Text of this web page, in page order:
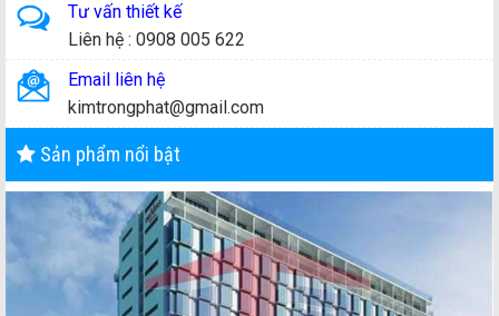
Tư vấn thiết kế
Liên hệ : 0908 005 622
Email liên hệ
kimtrongphat@gmail.com
Sản phẩm nổi bật